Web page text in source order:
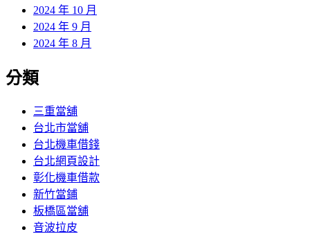
2024 年 10 月
2024 年 9 月
2024 年 8 月
分類
三重當舖
台北市當舖
台北機車借錢
台北網頁設計
彰化機車借款
新竹當鋪
板橋區當舖
音波拉皮